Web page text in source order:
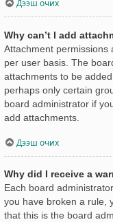
Дээш очих
Why can’t I add
Attachment
per user basis. The
attachments to be
perhaps only certain
board administrator if
add attachments.
Дээш очих
Why did I receive a
Each board
you have broken a rule,
that this is the board